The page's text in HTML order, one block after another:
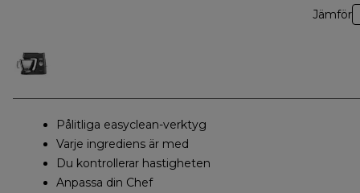
Jämför
Pålitliga easyclean-verktyg
Varje ingrediens är med
Du kontrollerar hastigheten
Anpassa din Chef